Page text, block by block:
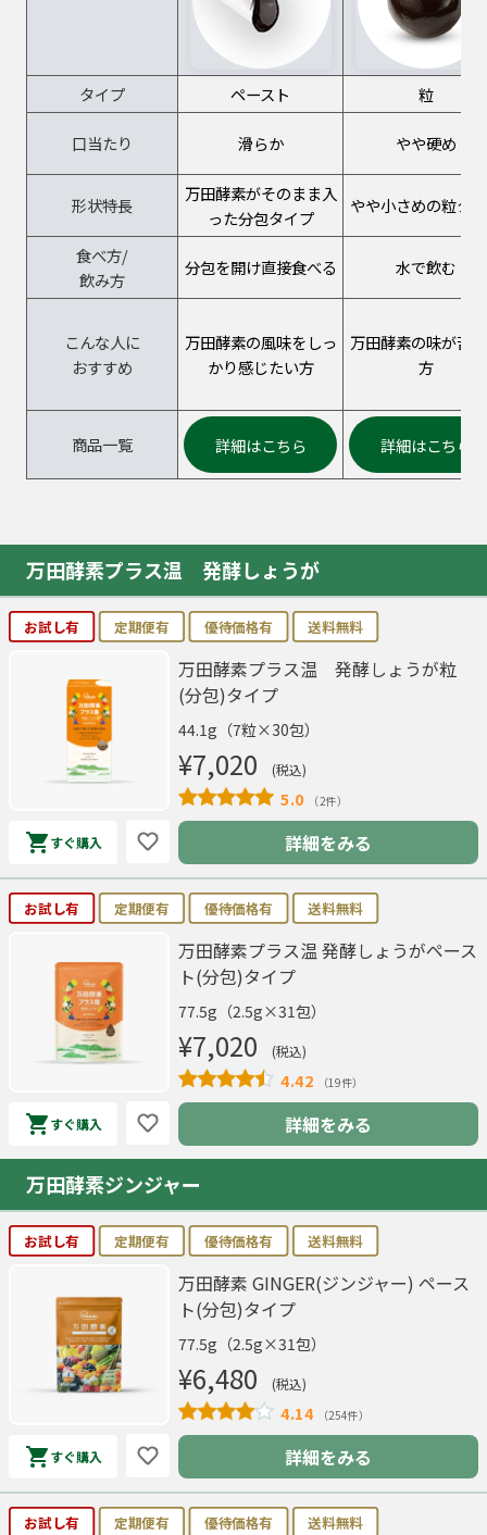
タイプ ペースト 粒
口当たり 滑らか やや硬め
形状特長
万田酵素がそのまま入
った分包タイプ
やや小さめの粒タ
食べ方/
飲み方
分包を開け直接食べる 水で飲む
こんな人に
おすすめ
万田酵素の風味をしっ
かり感じたい方
万田酵素の味が苦
方
商品一覧 詳細はこちら 詳細はこちら
万田酵素プラス温 発酵しょうが
お試し有 定期便有 優待価格有 送料無料
万田酵素プラス温 発酵しょうが粒
(分包)タイプ
44.1g（7粒×30包）
¥7,020 (税込)
5.0 （2件）
すぐ購入 詳細をみる
お試し有 定期便有 優待価格有 送料無料
万田酵素プラス温 発酵しょうがペース
ト(分包)タイプ
77.5g（2.5g×31包）
¥7,020 (税込)
4.42 （19件）
すぐ購入 詳細をみる
万田酵素ジンジャー
お試し有 定期便有 優待価格有 送料無料
万田酵素 GINGER(ジンジャー) ペース
ト(分包)タイプ
77.5g（2.5g×31包）
¥6,480 (税込)
4.14 （254件）
すぐ購入 詳細をみる
お試し有 定期便有 優待価格有 送料無料